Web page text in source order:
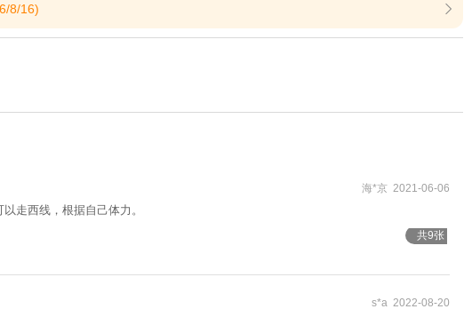
8/16) 
海*京 2021-06-06
走西线，根据自己体力。
共9张
s*a 2022-08-20